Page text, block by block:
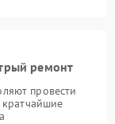
ремонт
провести
кратчайшие